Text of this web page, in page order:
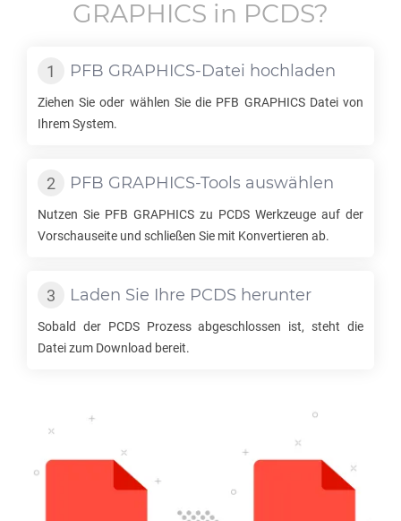
GRAPHICS in PCDS?
PFB GRAPHICS-Datei hochladen
Ziehen Sie oder wählen Sie die PFB GRAPHICSDatei von
Ihrem System.
PFB GRAPHICS-Tools auswählen
Nutzen Sie PFB GRAPHICS zu PCDS Werkzeuge auf der
Vorschauseite und schließen Sie mit Konvertieren ab.
Laden Sie Ihre PCDS herunter
Sobald der PCDSProzess abgeschlossen ist, steht die
Datei zum Download bereit.